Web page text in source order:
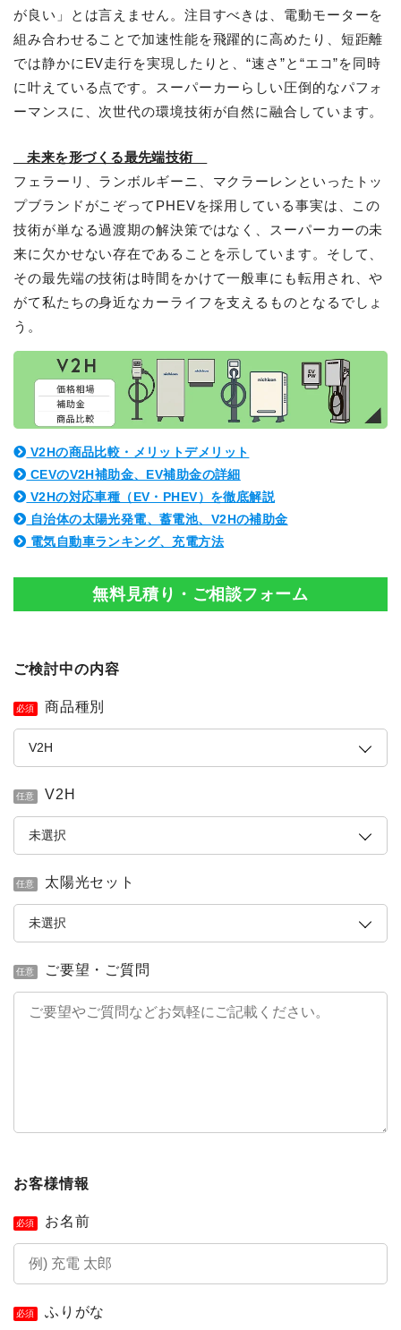
が良い」とは言えません。注目すべきは、電動モーターを
組み合わせることで加速性能を飛躍的に高めたり、短距離
では静かにEV走行を実現したりと、“速さ”と“エコ”を同時
に叶えている点です。スーパーカーらしい圧倒的なパフォ
ーマンスに、次世代の環境技術が自然に融合しています。
未来を形づくる最先端技術
フェラーリ、ランボルギーニ、マクラーレンといったトッ
プブランドがこぞってPHEVを採用している事実は、この
技術が単なる過渡期の解決策ではなく、スーパーカーの未
来に欠かせない存在であることを示しています。そして、
その最先端の技術は時間をかけて一般車にも転用され、や
がて私たちの身近なカーライフを支えるものとなるでしょ
う。
V2Hの商品比較・メリットデメリット
CEVのV2H補助金、EV補助金の詳細
V2Hの対応車種（EV・PHEV）を徹底解説
自治体の太陽光発電、蓄電池、V2Hの補助金
電気自動車ランキング、充電方法
無料見積り・ご相談フォーム
ご検討中の内容
必須 商品種別
任意 V2H
任意 太陽光セット
任意 ご要望・ご質問
お客様情報
必須 お名前
必須 ふりがな
お見積りスタート